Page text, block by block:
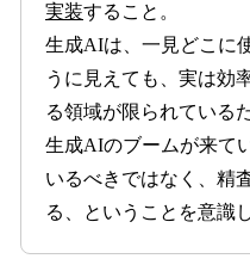
実装すること。
生成AIは、一見どこに
うに見えても、実は効
る領域が限られている
生成AIのブームが来て
いるべきではなく、精
る、ということを意識